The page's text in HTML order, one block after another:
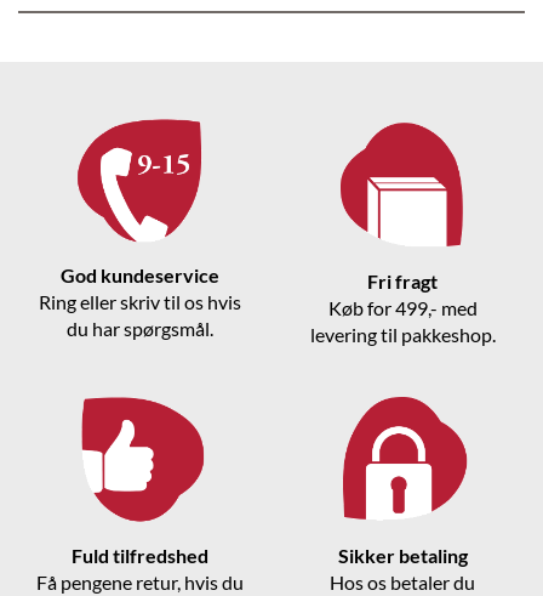
God kundeservice
Ring eller skriv til os hvis
du har spørgsmål.
Fri fragt
Køb for 499,- med
levering til pakkeshop.
Fuld tilfredshed
Få pengene retur, hvis du
Sikker betaling
Hos os betaler du